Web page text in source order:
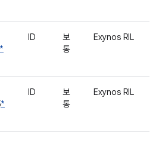
*
ID
보
통
Exynos RIL
*
ID
보
통
Exynos RIL